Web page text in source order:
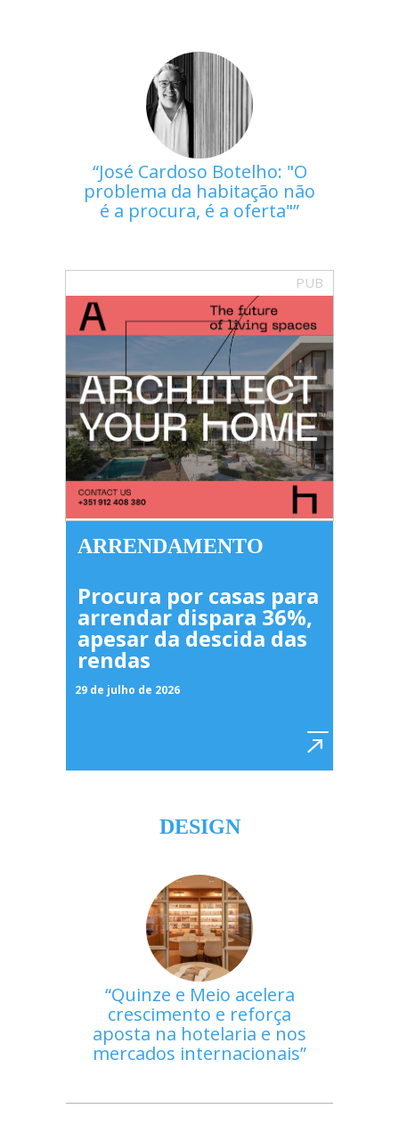
José Cardoso Botelho: "O
problema da habitação não
é a procura, é a oferta"
PUB
ARRENDAMENTO
Procura por casas para
arrendar dispara 36%,
apesar da descida das
rendas
29 de julho de 2026
DESIGN
Quinze e Meio acelera
crescimento e reforça
aposta na hotelaria e nos
mercados internacionais